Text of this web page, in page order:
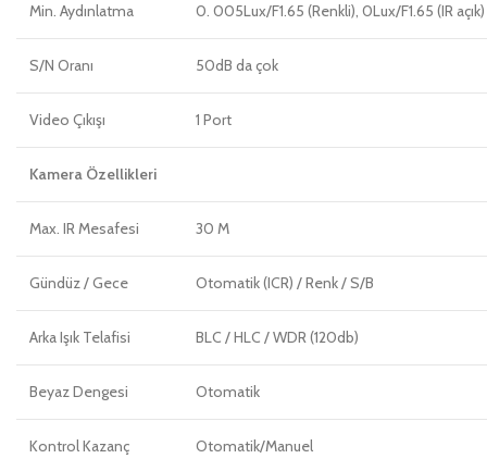
Min. Aydınlatma 0. 005Lux/F1.65 (Renkli), 0Lux/F1.65 (IR açık)
S/N Oranı 50dB da çok
Video Çıkışı 1 Port
Kamera Özellikleri
Max. IR Mesafesi 30 M
Gündüz / Gece Otomatik (ICR) / Renk / S/B
Arka Işık Telafisi BLC / HLC / WDR (120db)
Beyaz Dengesi Otomatik
Kontrol Kazanç Otomatik/Manuel